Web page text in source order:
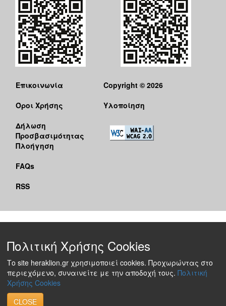
Επικοινωνία
Όροι Χρήσης
Δήλωση
Προσβασιμότητας
Πλοήγηση
FAQs
RSS
Copyright © 2026
Υλοποίηση
Πολιτική Χρήσης Cookies
Το site heraklion.gr χρησιμοποιεί cookies. Προχωρώντας στο
περιεχόμενο, συναινείτε με την αποδοχή τους. Πολιτική
Χρήσης Cookies
CLOSE